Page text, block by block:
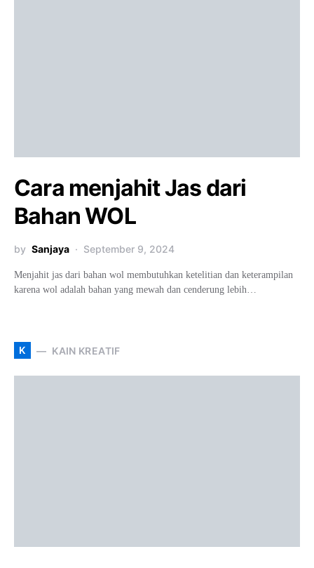
Cara menjahit Jas dari
Bahan WOL
by Sanjaya September 9, 2024
Menjahit jas dari bahan wol membutuhkan ketelitian dan keterampilan
karena wol adalah bahan yang mewah dan cenderung lebih…
K KAIN KREATIF